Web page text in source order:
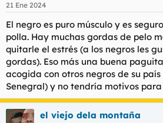
21 Ene 2024
El negro es puro músculo y es
polla. Hay muchas gordas de pelo
quitarle el estrés (a los negros les
gordas). Eso más una buena
acogida con otros negros de su
Senegral) y no tendría motivos
el viejo dela montaña